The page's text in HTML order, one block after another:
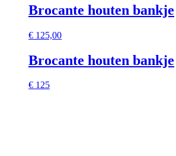
Brocante houten bankje
€ 125,00
Brocante houten bankje
€ 125